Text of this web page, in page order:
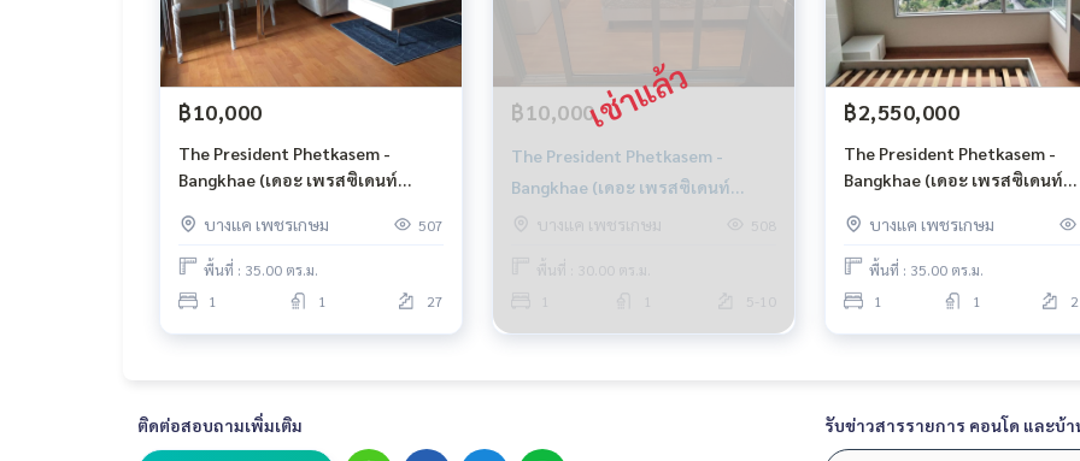
สถานที่ใกล้เคียง
The Mall บางแค
MRT สายสีน้ำเงิน
วงแหวนกาญจนา
฿10,000
The President Phetkasem -
Bangkhae (เดอะ เพรสซิเดนท์
บางแค เพชรเกษม
507
พื้นที่ : 35.00 ตร.ม.
1
1 27
฿10,000
The President Phetkasem -
Bangkhae (เดอะ เพรสซิเดนท์
เพชรเกษม - บางแค)
บางแค เพชรเกษม 508
พื้นที่ : 30.00 ตร.ม.
5-10
฿2,550,000
The President Phetkasem -
Bangkhae (เดอะ เพรสซิเดนท์
1ห้องน้ำ ขนาด 35ตรม
บางแค เพชรเกษม
พื้นที่ : 35.00 ตร.ม.
1
1
ติดต่อสอบถามเพิ่มเติม รับข่าวสารรายการ คอนโด และบ้า